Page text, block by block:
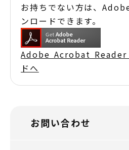
お持ちでない方は、
ンロードできます。
Adobe Acrobat Reader
ドへ
お問い合わせ